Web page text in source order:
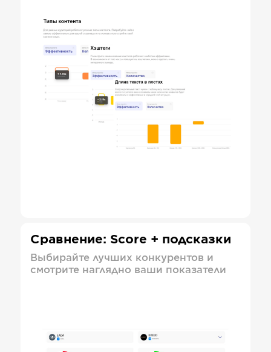
Сравнение: Score + подсказки
Выбирайте лучших конкурентов и
смотрите наглядно ваши показатели